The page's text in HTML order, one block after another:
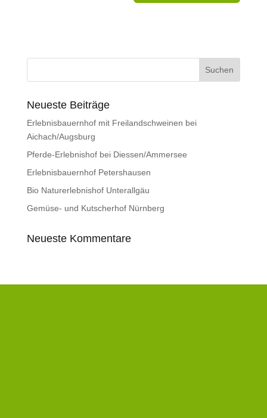
Neueste Beiträge
Erlebnisbauernhof mit Freilandschweinen bei
Aichach/Augsburg
Pferde-Erlebnishof bei Diessen/Ammersee
Erlebnisbauernhof Petershausen
Bio Naturerlebnishof Unterallgäu
Gemüse- und Kutscherhof Nürnberg
Neueste Kommentare